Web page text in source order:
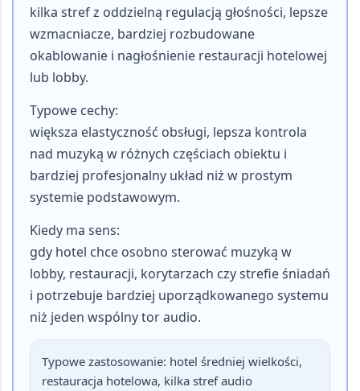
kilka stref z oddzielną regulacją głośności, lepsze
wzmacniacze, bardziej rozbudowane
okablowanie i nagłośnienie restauracji hotelowej
lub lobby.
Typowe cechy:
większa elastyczność obsługi, lepsza kontrola
nad muzyką w różnych częściach obiektu i
bardziej profesjonalny układ niż w prostym
systemie podstawowym.
Kiedy ma sens:
gdy hotel chce osobno sterować muzyką w
lobby, restauracji, korytarzach czy strefie śniadań
i potrzebuje bardziej uporządkowanego systemu
niż jeden wspólny tor audio.
Typowe zastosowanie: hotel średniej wielkości,
restauracja hotelowa, kilka stref audio